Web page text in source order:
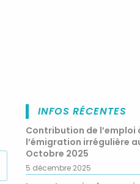
INFOS RÉCENTES
Contribution de
l’émigration irrégulière
Octobre 2025
5 décembre 2025